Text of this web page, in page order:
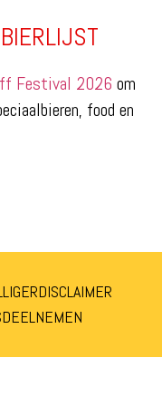
Festival 2026 om
food en
DISCLAIMER
DEELNEMEN